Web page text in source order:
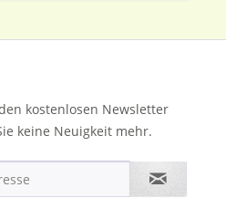
kostenlosen Newsletter
keine Neuigkeit mehr.